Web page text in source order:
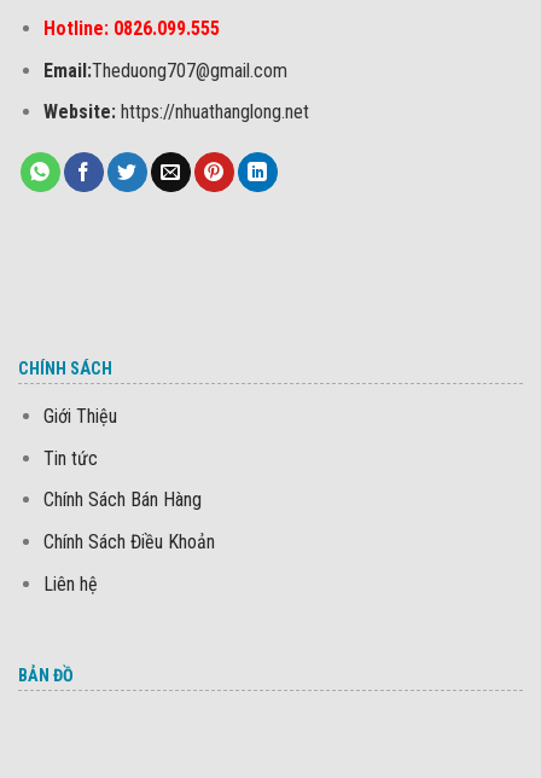
Hotline: 0826.099.555
Email:Theduong707@gmail.com
Website:https://nhuathanglong.net
CHÍNH SÁCH
Giới Thiệu
Tin tức
Chính Sách Bán Hàng
Chính Sách Điều Khoản
Liên hệ
BẢN ĐỒ